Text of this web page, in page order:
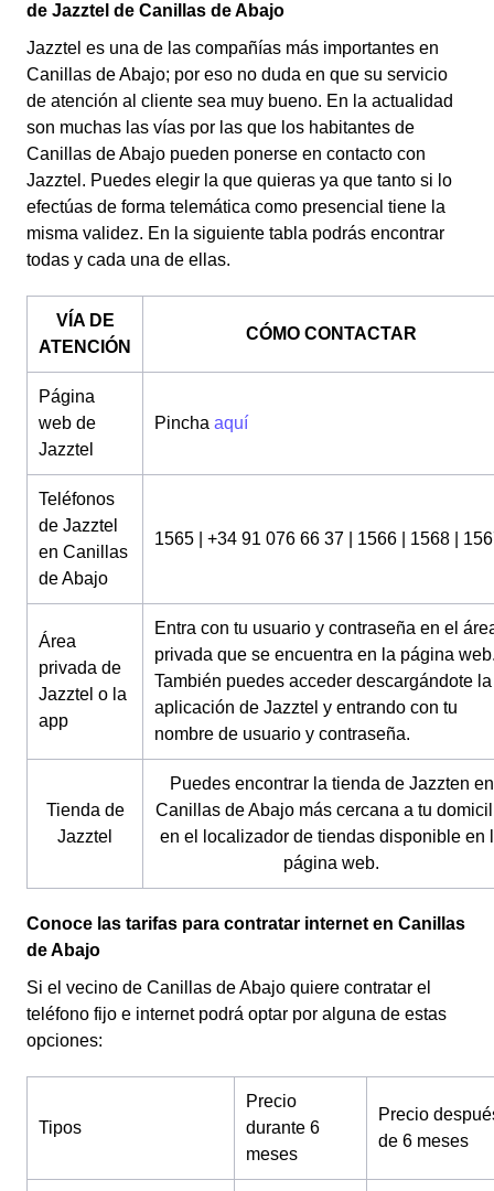
de Jazztel de Canillas de Abajo
Jazztel es una de las compañías más importantes en
Canillas de Abajo; por eso no duda en que su servicio
de atención al cliente sea muy bueno. En la actualidad
son muchas las vías por las que los habitantes de
Canillas de Abajo pueden ponerse en contacto con
Jazztel. Puedes elegir la que quieras ya que tanto si lo
efectúas de forma telemática como presencial tiene la
misma validez. En la siguiente tabla podrás encontrar
todas y cada una de ellas.
VÍA DE
ATENCIÓN
CÓMO CONTACTAR
Página
web de
Jazztel
Pincha aquí
Teléfonos
de Jazztel
en Canillas
de Abajo
1565 | +34 91 076 66 37 | 1566 | 1568 |
Área
privada de
Jazztel o la
app
Entra con tu usuario y contraseña en el
privada que se encuentra en la página
También puedes acceder descargándote la
aplicación de Jazztel y entrando con tu
nombre de usuario y contraseña.
Tienda de
Jazztel
Puedes encontrar la tienda de Jazzten en
Canillas de Abajo más cercana a tu
en el localizador de tiendas disponible en
página web.
Conoce las tarifas para contratar internet en Canillas
de Abajo
Si el vecino de Canillas de Abajo quiere contratar el
teléfono fijo e internet podrá optar por alguna de estas
opciones:
Tipos
Precio
durante 6
meses
Precio
de 6 meses